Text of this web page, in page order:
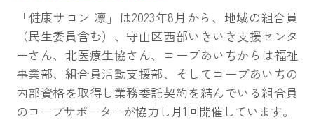
「健康サロン 凛」は2023年8月から、地域の組合員
（民生委員含む）、守山区西部いきいき支援センタ
ーさん、北医療生協さん、コープあいちからは福祉
事業部、組合員活動支援部、そしてコープあいちの
内部資格を取得し業務委託契約を結んでいる組合員
のコープサポーターが協力し月1回開催しています。